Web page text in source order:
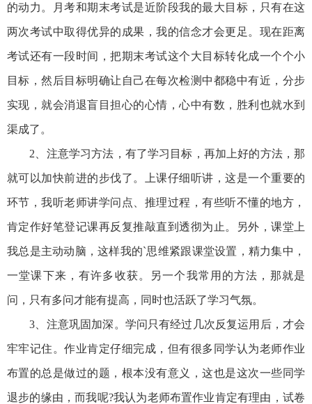
的动力。月考和期末考试是近阶段我的最大目标，只有在这
两次考试中取得优异的成果，我的信念才会更足。现在距离
考试还有一段时间，把期末考试这个大目标转化成一个个小
目标，然后目标明确让自己在每次检测中都稳中有近，分步
实现，就会消退盲目担心的心情，心中有数，胜利也就水到
渠成了。
2、注意学习方法，有了学习目标，再加上好的方法，那
就可以加快前进的步伐了。上课仔细听讲，这是一个重要的
环节，我听老师讲学问点、推理过程，有些听不懂的地方，
肯定作好笔登记课再反复推敲直到透彻为止。另外，课堂上
我总是主动动脑，这样我的`思维紧跟课堂设置，精力集中，
一堂课下来，有许多收获。另一个我常用的方法，那就是
问，只有多问才能有提高，同时也活跃了学习气氛。
3、注意巩固加深。学问只有经过几次反复运用后，才会
牢牢记住。作业肯定仔细完成，但有很多同学认为老师作业
布置的总是做过的题，根本没有意义，这也是这次一些同学
退步的缘由，而我呢?我认为老师布置作业肯定有理由，试卷